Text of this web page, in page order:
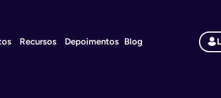
Recursos Depoimentos Blog